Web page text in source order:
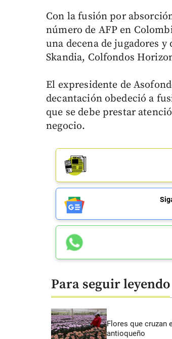
Con la fusión por
número de AFP en
una decena de jugadores
Skandia, Colfondos
El expresidente de
decantación obedeció a
que se debe prestar
negocio.
Para seguir leyendo
Flores que cruzan
antioqueño